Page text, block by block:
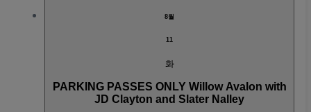
8월
11
화
PARKING PASSES ONLY Willow Avalon with
JD Clayton and Slater Nalley